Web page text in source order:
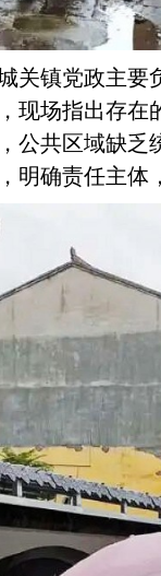
关镇党政主要
现场指出存在
公共区域缺乏
明确责任主体